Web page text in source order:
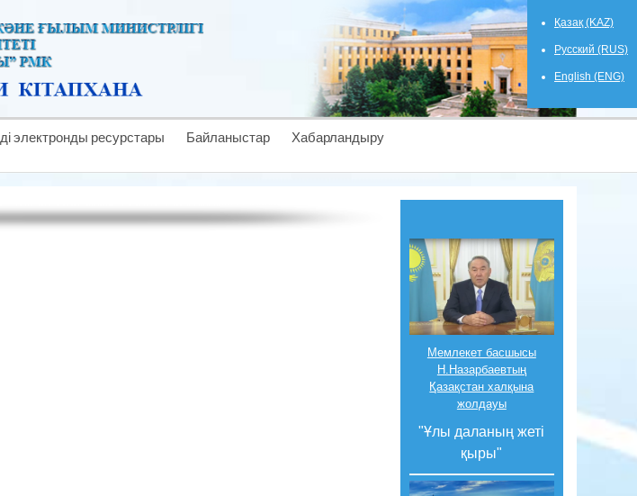
Қазақ (KAZ)
Русский (RUS)
English (ENG)
электронды ресурстары Байланыстар Хабарландыру
Мемлекет басшысы
Н.Назарбаевтың
Қазақстан халқына
жолдауы
"Ұлы даланың жеті
қыры"